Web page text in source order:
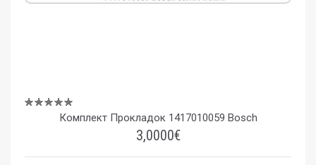
Комплект Прокладок 1417010059 Bosch
3,0000€